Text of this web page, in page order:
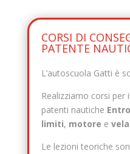
CORSI DI
PATENTE
L’autoscuola Gatti è
Realizziamo corsi per
patenti nautiche
limiti, motore e vela
Le lezioni teoriche